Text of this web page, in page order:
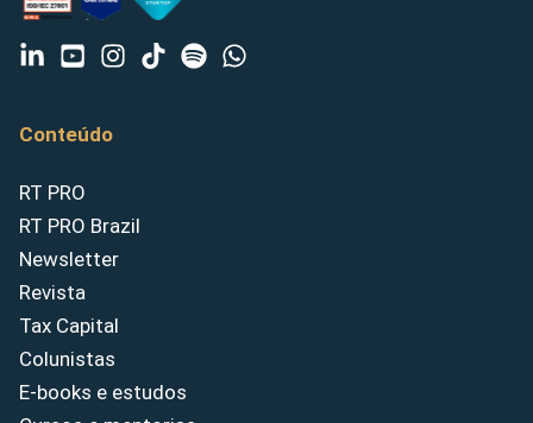
Conteúdo
RT PRO
RT PRO Brazil
Newsletter
Revista
Tax Capital
Colunistas
E-books e estudos